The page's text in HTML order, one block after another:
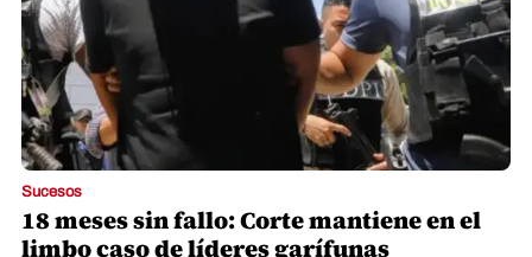
Redacción La Prensa